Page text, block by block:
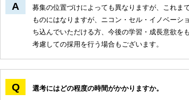
募集の位置づけによっても異なりますが、これま
ものにはなりますが、ニコン・セル・イノベーシ
ち込んでいただける方、今後の学習・成長意欲を
考慮しての採用を行う場合もございます。
選考にはどの程度の時間がかかりますか。